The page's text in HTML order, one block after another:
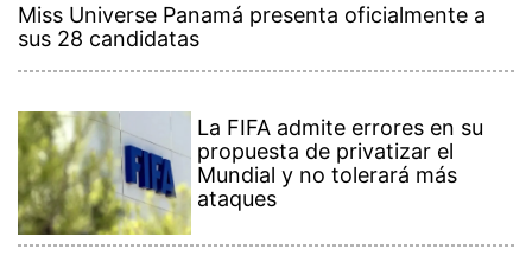
Miss Universe Panamá presenta oficialmente a
sus 28 candidatas
La FIFA admite errores en su
propuesta de privatizar el
Mundial y no tolerará más
ataques